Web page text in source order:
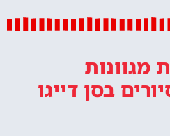
מגוונות
בסן דייגו